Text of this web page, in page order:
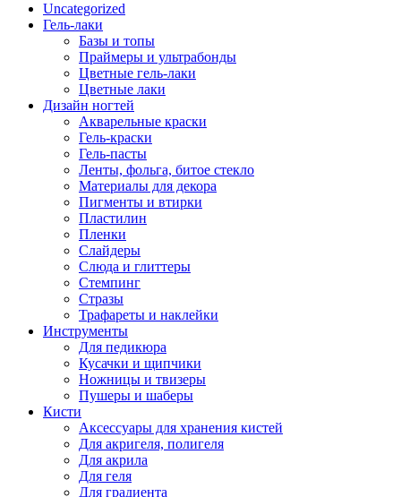
Uncategorized
Гель-лаки
Базы и топы
Праймеры и ультрабонды
Цветные гель-лаки
Цветные лаки
Дизайн ногтей
Акварельные краски
Гель-краски
Гель-пасты
Ленты, фольга, битое стекло
Материалы для декора
Пигменты и втирки
Пластилин
Пленки
Слайдеры
Слюда и глиттеры
Стемпинг
Стразы
Трафареты и наклейки
Инструменты
Для педикюра
Кусачки и щипчики
Ножницы и твизеры
Пушеры и шаберы
Кисти
Аксессуары для хранения кистей
Для акригеля, полигеля
Для акрила
Для геля
Для градиента